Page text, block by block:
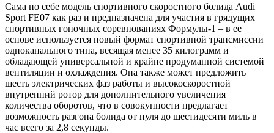
Сама по себе модель спортивного скоростного болида Audi
Sport FE07 как раз и предназначена для участия в грядущих
спортивных гоночных соревнованиях Формулы-1 – в ее
основе используется новый формат спортивной трансмиссии
одноканального типа, весящая менее 35 килограмм и
обладающей универсальной и крайне продуманной системой
вентиляции и охлаждения. Она также может предложить
шесть электрических фаз работы и высокоскоростной
внутренний ротор для дополнительного увеличения
количества оборотов, что в совокупности предлагает
возможность разгона болида от нуля до шестидесяти миль в
час всего за 2,8 секунды.